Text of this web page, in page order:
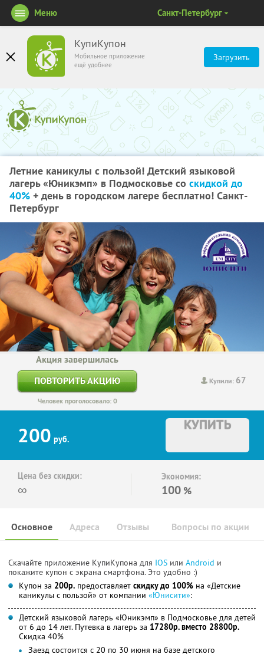
КупиКупон
Мобильное приложение
ещё удобнее
Загрузить
Меню Санкт-Петербург
Летние каникулы с пользой! Детский языковой
лагерь «Юникэмп» в Подмосковье со скидкой до
40% + день в городском лагере бесплатно! Санкт-
Петербург
Купили: 67
Акция завершилась
ПОВТОРИТЬ АКЦИЮ
Человек проголосовало: 0
200 руб.
КУПИТЬ
Цена без скидки:
∞
Экономия:
100 %
Основное Отзывы Вопросы по акции
Адреса
Скачайте приложение КупиКупона для IOS или Android и
покажите купон с экрана смартфона. Это удобно :)
Купон за 200р. предоставляет скидку до 100% на «Детские
каникулы с пользой» от компании «Юнисити»:
Детский языковой лагерь «Юникэмп» в Подмосковье для детей
от 6 до 14 лет. Путевка в лагерь за 17280р. вместо 28800р.
Скидка 40%
Заезд состоится с 20 по 30 июня на базе детского